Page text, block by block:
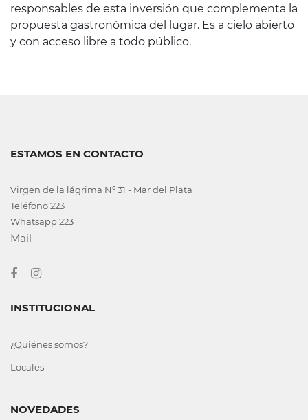
responsables de esta inversión que complementa la
propuesta gastronómica del lugar. Es a cielo abierto
y con acceso libre a todo público.
ESTAMOS EN CONTACTO
Virgen de la lágrima Nº 31 - Mar del Plata
Teléfono 223
Whatsapp 223
Mail
INSTITUCIONAL
¿Quiénes somos?
Locales
NOVEDADES